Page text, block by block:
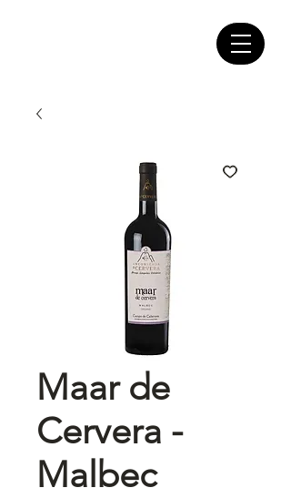
Maar de
Cervera -
Malbec